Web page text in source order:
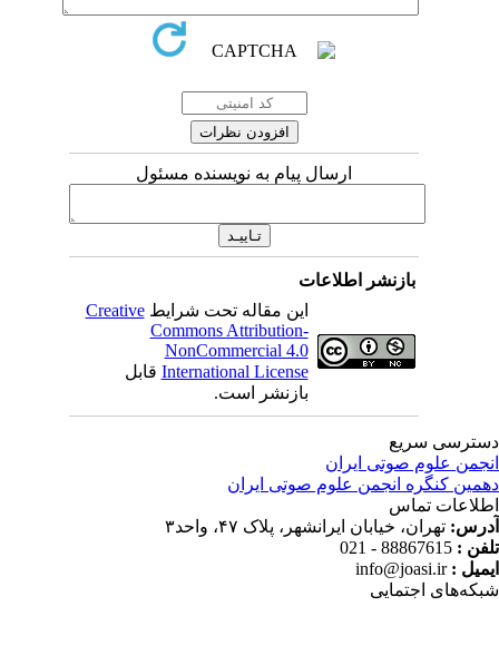
ارسال پیام به نویسنده مسئول
بازنشر اطلاعات
این مقاله تحت شرایطCreative
Commons Attribution-
NonCommercial 4.0
International Licenseقابل
بازنشر است.
سریع
علوم صوتی ایران
کنگره انجمن علوم صوتی ایران
تماس
تهران، خیابان ایرانشهر، پلاک ۴۷، واحد۳
:
88867615 - 021
:
info@joasi.ir
اجتمایی